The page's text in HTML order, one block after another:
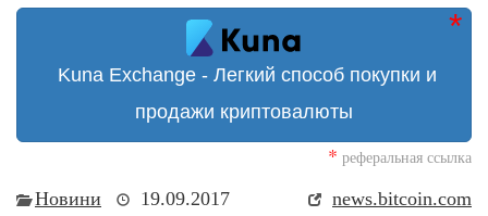
Kuna Exchange - Легкий способ покупки и
продажи криптовалюты
* реферальная ссылка
Новини 19.09.2017 news.bitcoin.com